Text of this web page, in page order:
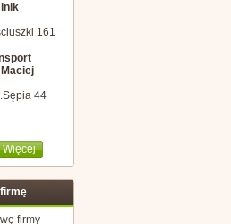
161
44
Więcej
firmy